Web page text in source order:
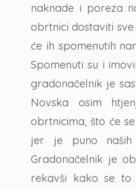
naknade i poreza
obrtnici dostaviti
će ih spomenutih
Spomenuti su i
gradonačelnik je
Novska osim
obrtnicima, što će
jer je puno naših
Gradonačelnik je
rekavši kako se